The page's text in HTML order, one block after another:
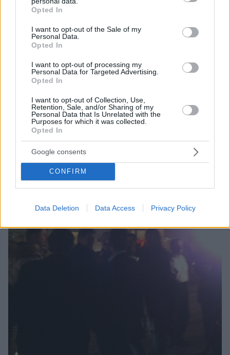
grant or deny consent to Google and its third-party tags to
use your data for below specified purposes in below Google
consent section.
Opted In
I want to opt-out of the Sale of my
Personal Data.
Opted In
I want to opt-out of processing my
Personal Data for Targeted Advertising.
Opted In
I want to opt-out of Collection, Use,
Retention, Sale, and/or Sharing of my
Personal Data that Is Unrelated with the
Purposes for which it was collected.
Opted In
Google consents
CONFIRM
Data Deletion Data Access Privacy Policy